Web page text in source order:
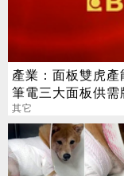
產業：面板雙虎產
筆電三大面板供需
其它